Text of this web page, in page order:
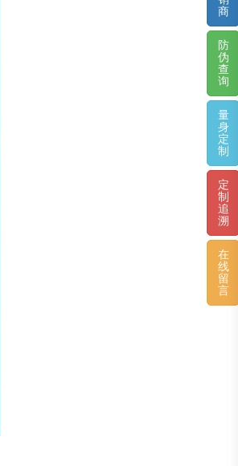
商
防
伪
查
询
量
身
定
制
定
制
追
溯
在
线
留
言